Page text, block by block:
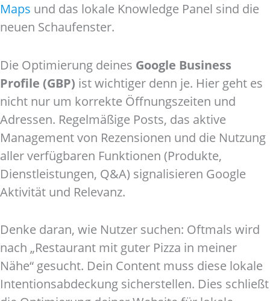
Maps und das lokale Knowledge Panel sind die
neuen Schaufenster.
Die Optimierung deines Google Business
Profile (GBP) ist wichtiger denn je. Hier geht es
nicht nur um korrekte Öffnungszeiten und
Adressen. Regelmäßige Posts, das aktive
Management von Rezensionen und die Nutzung
aller verfügbaren Funktionen (Produkte,
Dienstleistungen, Q&A) signalisieren Google
Aktivität und Relevanz.
Denke daran, wie Nutzer suchen: Oftmals wird
nach „Restaurant mit guter Pizza in meiner
Nähe“ gesucht. Dein Content muss diese lokale
Intentionsabdeckung sicherstellen. Dies schließt